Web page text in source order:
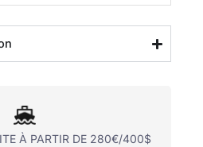
À PARTIR DE 280€/400$